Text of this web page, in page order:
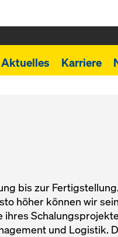
Aktuelles Karriere
bis zur
höher können wir
und Logistik.